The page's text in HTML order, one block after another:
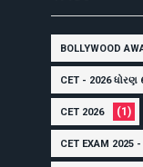
BOLLYWOOD
CET - 2026 ધોરણ
CET 2026 (1)
CET EXAM 2025